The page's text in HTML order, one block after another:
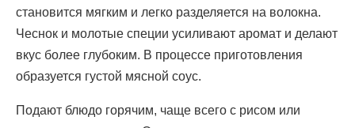
становится мягким и легко разделяется на волокна.
Чеснок и молотые специи усиливают аромат и делают
вкус более глубоким. В процессе приготовления
образуется густой мясной соус.
Подают блюдо горячим, чаще всего с рисом или